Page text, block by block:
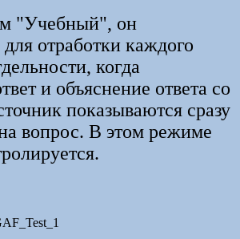
"Учебный", он
отработки каждого
когда
и объяснение ответа со
показываются сразу
вопрос. В этом режиме